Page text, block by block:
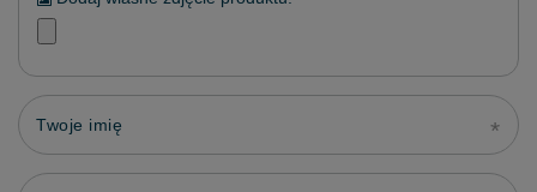
Twoje imię